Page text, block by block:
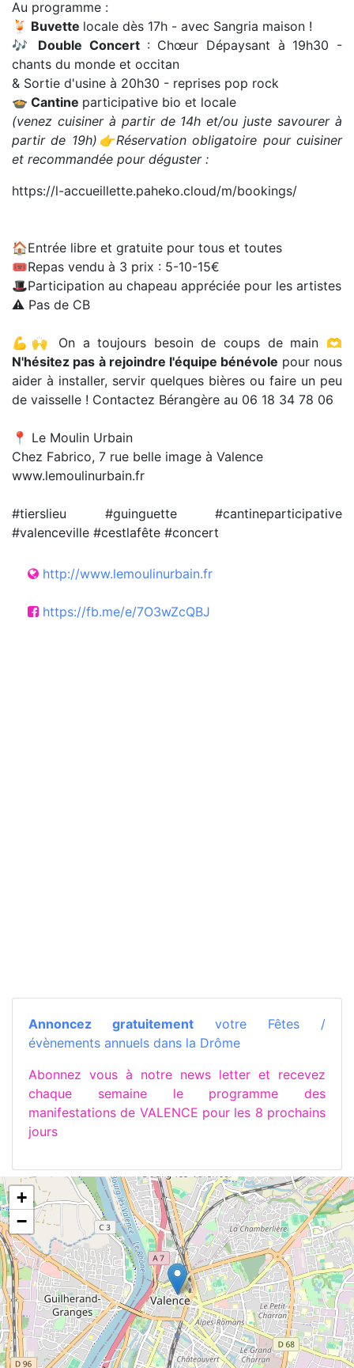
Au programme :
🍹 Buvette locale dès 17h - avec Sangria maison !
🎶
Double Concert : Chœur Dépaysant à 19h30 -
chants du monde et occitan
& Sortie d'usine à 20h30 - reprises pop rock
🍲 Cantine participative bio et locale
(venez cuisiner à partir de 14h et/ou juste savourer à
partir de 19h)👉Réservation obligatoire pour cuisiner
et recommandée pour déguster :
https://l-accueillette.paheko.cloud/m/bookings/
🏠Entrée libre et gratuite pour tous et toutes
🎟️Repas vendu à 3 prix : 5-10-15€
🎩Participation au chapeau appréciée pour les artistes
⚠️ Pas de CB
💪🙌 On a toujours besoin de coups de main 🫶
N'hésitez pas à rejoindre l'équipe bénévole pour nous
aider à installer, servir quelques bières ou faire un peu
de vaisselle ! Contactez Bérangère au 06 18 34 78 06
📍 Le Moulin Urbain
Chez Fabrico, 7 rue belle image à Valence
www.lemoulinurbain.fr
#tierslieu #guinguette #cantineparticipative
#valenceville #cestlafête #concert
http://www.lemoulinurbain.fr
https://fb.me/e/7O3wZcQBJ
Annoncez gratuitement votre Fêtes /
évènements annuels dans la Drôme
Abonnez vous à notre news letter et recevez
chaque semaine le programme des
manifestations de VALENCE pour les 8 prochains
jours
+
−